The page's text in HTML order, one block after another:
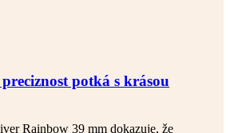
potká s krásou
Rainbow 39 mm dokazuje, že